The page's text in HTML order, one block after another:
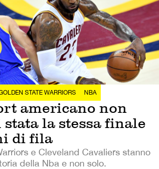
STATE WARRIORS NBA
americano non
stata la stessa finale
di fila
e Cleveland Cavaliers stanno
della Nba e non solo.